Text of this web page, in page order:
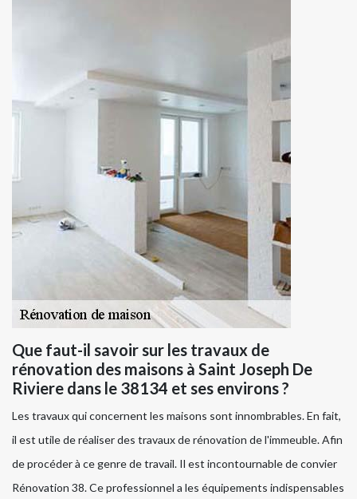
Que faut-il savoir sur les travaux de
rénovation des maisons à Saint Joseph De
Riviere dans le 38134 et ses environs ?
Les travaux qui concernent les maisons sont innombrables. En fait,
il est utile de réaliser des travaux de rénovation de l'immeuble. Afin
de procéder à ce genre de travail. Il est incontournable de convier
Rénovation 38. Ce professionnel a les équipements indispensables